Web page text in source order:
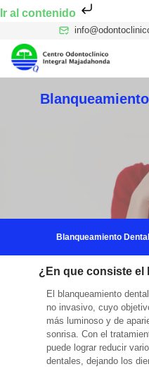
Ir al contenido
Blanqueamiento
¿En que consiste el
El blanqueamiento
no invasivo, cuyo
más luminoso y de
sonrisa. Con el
puede lograr reducir
dentales, dejando los